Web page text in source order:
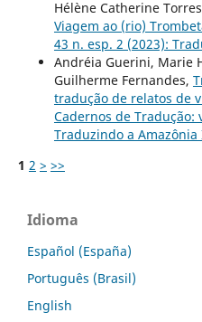
Hélène Catherine
Viagem ao (rio)
43 n. esp. 2 (2023):
Andréia Guerini, Marie
Guilherme Fernandes,
tradução de relatos de
Cadernos de Tradução:
Traduzindo a
1 2 > >>
Idioma
Español (España)
Português (Brasil)
English